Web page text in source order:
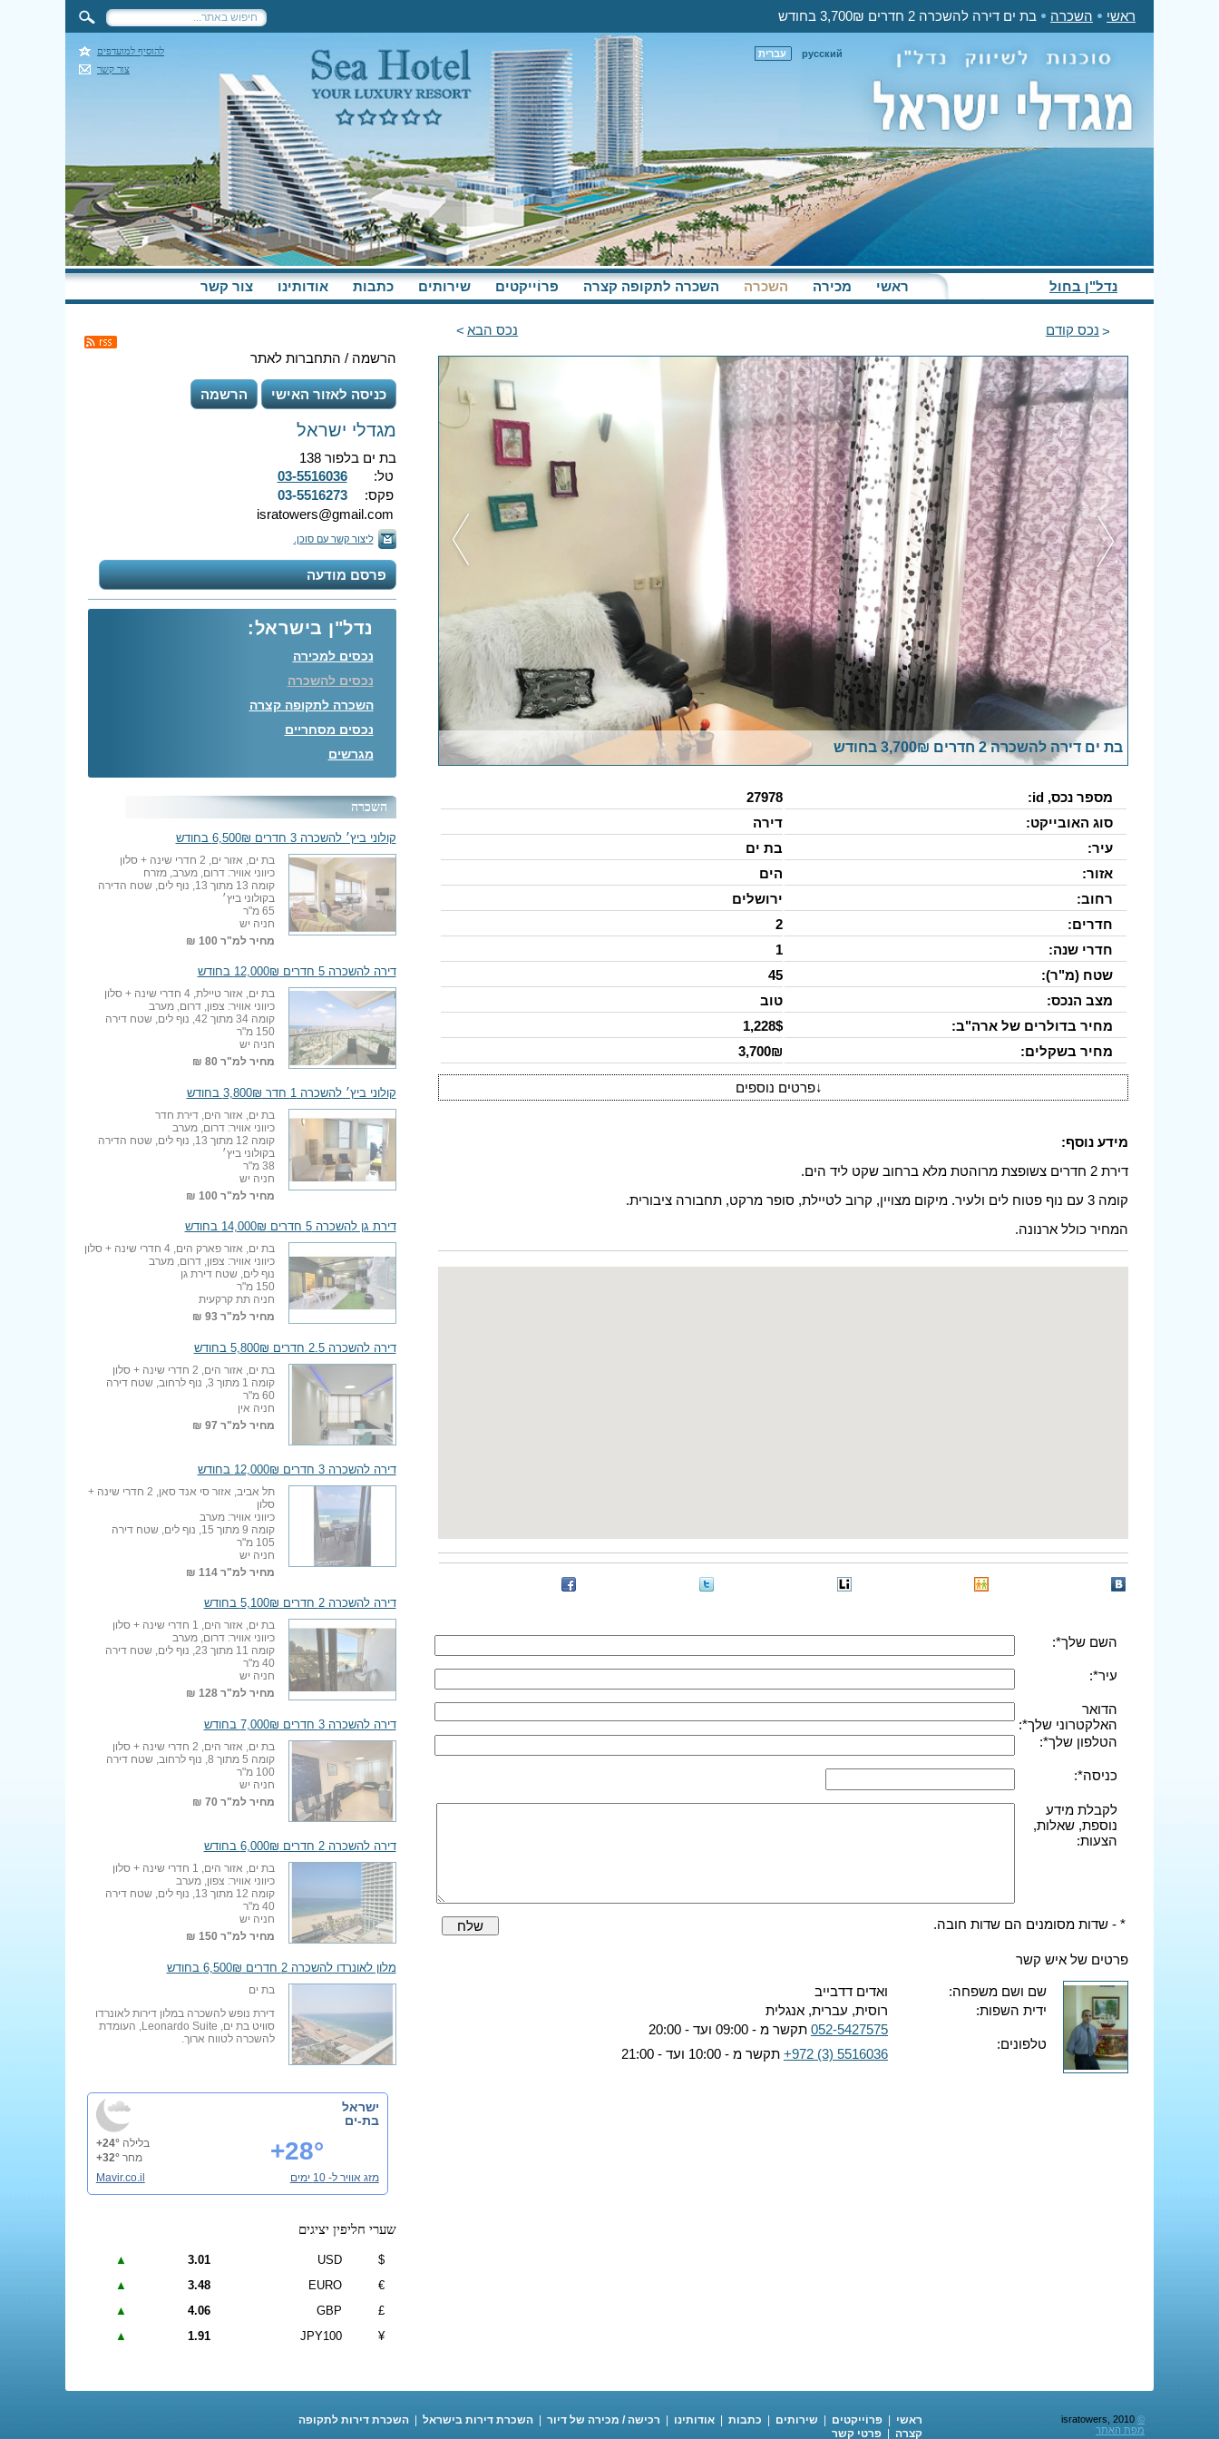
ראשי השכרה בת ים דירה להשכרה 2 חדרים 3,700₪ בחודש
עברית русский
להוסיף למועדפים
צור קשר
נדל"ן בחול ראשי מכירה השכרה השכרה לתקופה קצרה פּרוֹייקטים שירותים כתבות אודותינו צור קשר
נכס קודם נכס הבא
בת ים דירה להשכרה 2 חדרים 3,700₪ בחודש
מספר נכס, id:
27978
סוג האובייקט:
דירה
עיר:
בת ים
אזור:
הים
רחוב:
ירושלים
חדרים:
2
חדרי שנה:
1
שטח (מ"ר):
45
מצב הנכס:
טוב
מחיר בדולרים של ארה"ב:
1,228$
מחיר בשקלים:
3,700₪
↓פרטים נוספים
מידע נוסף:
דירת 2 חדרים צשופצת מרוהטת מלא ברחוב שקט ליד הים.
קומה 3 עם נוף פטוח לים ולעיר. מיקום מצויין, קרוב לטיילת, סופר מרקט, תחבורה ציבורית.
המחיר כולל ארנונה.
השם שלך*:
עיר*:
הדואר
האלקטרוני שלך*:
הטלפון שלך*:
כניסה*:
לקבלת מידע
נוספת, שאלות,
הצעות:
* - שדות מסומנים הם שדות חובה. שלח
פרטים של איש קשר
שם ושם משפחה:
ואדים דדבייב
ידית השפות:
רוסית, עברית, אנגלית
טלפונים:
052-5427575 תקשר מ - 09:00 ועד - 20:00
+972 (3) 5516036 תקשר מ - 10:00 ועד - 21:00
הרשמה / התחברות לאתר
כניסה לאזור האישי הרשמה
מגדלי ישראל
בת ים בלפור 138
טל:
03-5516036
פקס:
03-5516273
isratowers@gmail.com
ליצור קשר עם סוכן.
פרסם מודעה
נדל"ן בישראל:
נכסים למכירה
נכסים להשכרה
השכרה לתקופה קצרה
נכסים מסחריים
מגרשים
השכרה
קולוני ביץ׳ להשכרה 3 חדרים 6,500₪ בחודש
בת ים, אזור ים, 2 חדרי שינה + סלון
כיווני אוויר: דרום, מערב, מזרח
קומה 13 מתוך 13, נוף לים, שטח הדירה
בקולוני ביץ׳
65 מ"ר
חניה יש
מחיר למ"ר 100 ₪
דירה להשכרה 5 חדרים 12,000₪ בחודש
בת ים, אזור טיילת, 4 חדרי שינה + סלון
כיווני אוויר: צפון, דרום, מערב
קומה 34 מתוך 42, נוף לים, שטח דירה
150 מ"ר
חניה יש
מחיר למ"ר 80 ₪
קולוני ביץ׳ להשכרה 1 חדר 3,800₪ בחודש
בת ים, אזור הים, דירת חדר
כיווני אוויר: דרום, מערב
קומה 12 מתוך 13, נוף לים, שטח הדירה
בקולוני ביץ׳
38 מ"ר
חניה יש
מחיר למ"ר 100 ₪
דירת גן להשכרה 5 חדרים 14,000₪ בחודש
בת ים, אזור פארק הים, 4 חדרי שינה + סלון
כיווני אוויר: צפון, דרום, מערב
נוף לים, שטח דירת גן
150 מ"ר
חניה תת קרקעית
מחיר למ"ר93 ₪
דירה להשכרה 2.5 חדרים 5,800₪ בחודש
בת ים, אזור הים, 2 חדרי שינה + סלון
קומה 1 מתוך 3, נוף לרחוב, שטח דירה
60 מ"ר
חניה אין
מחיר למ"ר 97 ₪
דירה להשכרה 3 חדרים 12,000₪ בחודש
תל אביב, אזור סי אנד סאן, 2 חדרי שינה +
סלון
כיווני אוויר: מערב
קומה 9 מתוך 15, נוף לים, שטח דירה
105 מ"ר
חניה יש
מחיר למ"ר114 ₪
דירה להשכרה 2 חדרים 5,100₪ בחודש
בת ים, אזור הים, 1 חדרי שינה + סלון
כיווני אוויר: דרום, מערב
קומה 11 מתוך 23, נוף לים, שטח דירה
40 מ"ר
חניה יש
מחיר למ"ר128 ₪
דירה להשכרה 3 חדרים 7,000₪ בחודש
בת ים, אזור הים, 2 חדרי שינה + סלון
קומה 5 מתוך 8, נוף לרחוב, שטח דירה
100 מ"ר
חניה יש
מחיר למ"ר 70 ₪
דירה להשכרה 2 חדרים 6,000₪ בחודש
בת ים, אזור הים, 1 חדרי שינה + סלון
כיווני אוויר: צפון, מערב
קומה 12 מתוך 13, נוף לים, שטח דירה
40 מ"ר
חניה יש
מחיר למ"ר 150 ₪
מלון לאונרדו להשכרה 2 חדרים 6,500₪ בחודש
בת ים
דירת נופש להשכרה במלון דירות לאונרדו
סוויט בת ים, Leonardo Suite, העומדת
להשכרה לטווח ארוך.
ישראל
בת-ים
+28° בלילה+24°
מחר+32°
מזג אוויר ל- 10 ימים
Mavir.co.il
שערי חליפין יציגים
$
USD
3.01
▲
€
EURO
3.48
▲
£
GBP
4.06
▲
¥
JPY100
1.91
▲
©
מפת האתר
ראשי פּרוֹייקטים שירותים כתבות אודותינו רכישה / מכירה של דיור השכרת דירות בישראל
השכרת דירות לתקופה
קצרה
פרטי קשר